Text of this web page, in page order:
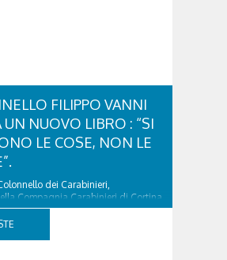
FILIPPO VANNI
UN NUOVO LIBRO : “SI
LE COSE, NON LE
dei Carabinieri,
Compagnia Carabinieri di Cortina
al 2010, esperto di legislazione
è l’ideatore del progetto di